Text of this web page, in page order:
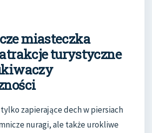
miasteczka
turystyczne
zapierające dech w piersiach
nuragi, ale także urokliwe